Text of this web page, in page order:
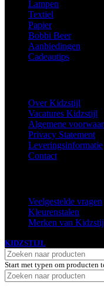
Lampen
Textiel
Papier
Bobbi Beer
Aanbiedingen
Cadeautips
Over Kidzstijl
Vacatures Kidzstijl
Algemene
Privacy Statement
Leveringsinformatie
Contact
Veelgestelde vragen
Kleurenstalen
Merken van
KIDZSTIJL
Start met typen om producten